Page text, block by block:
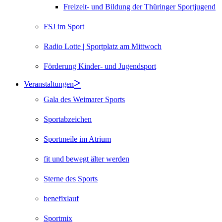
Freizeit- und Bildung der Thüringer Sportjugend
FSJ im Sport
Radio Lotte | Sportplatz am Mittwoch
Förderung Kinder- und Jugendsport
Veranstaltungen
Gala des Weimarer Sports
Sportabzeichen
Sportmeile im Atrium
fit und bewegt älter werden
Sterne des Sports
benefixlauf
Sportmix